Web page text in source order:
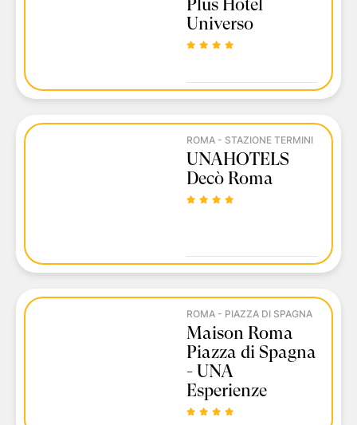
Plus Hotel
Universo
ROMA - STAZIONE TERMINI
UNAHOTELS
Decò Roma
ROMA - PIAZZA DI SPAGNA
Maison Roma
Piazza di Spagna
- UNA
Esperienze